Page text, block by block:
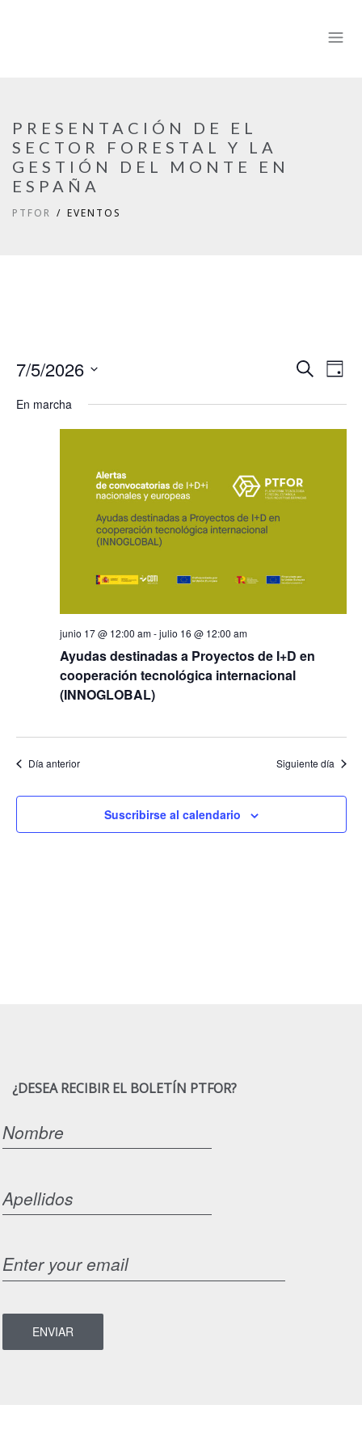
PRESENTACIÓN DE EL
SECTOR FORESTAL Y LA
GESTIÓN DEL MONTE EN
ESPAÑA
PTFOR EVENTOS
vistas
de
BuscarDía
7/5/2026
fecha.
En marcha
junio 17 @ 12:00 am-julio 16 @ 12:00 am
Ayudas destinadas a Proyectos de I+D en
cooperación tecnológica internacional
(INNOGLOBAL)
Día anterior Siguiente día
Suscribirse al calendario
¿DESEA RECIBIR EL BOLETÍN PTFOR?